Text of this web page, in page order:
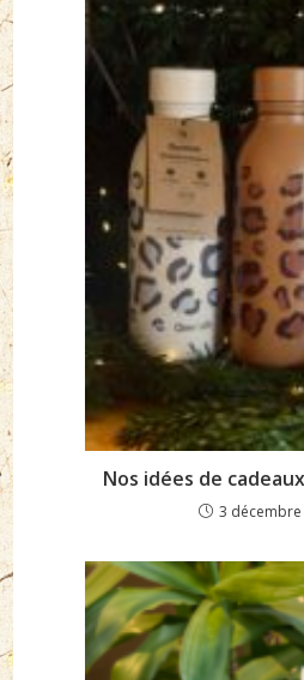
Nos idées de
3 décembre